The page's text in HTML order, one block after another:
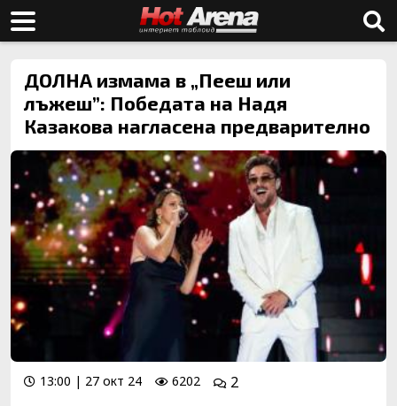
ДОЛНА измама в „Пееш или
лъжеш”: Победата на Надя
Казакова нагласена предварително
13:00 | 27 окт 24 6202
2